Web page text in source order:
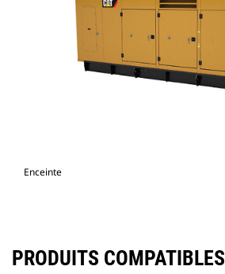
Enceinte
PRODUITS COMPATIBLES